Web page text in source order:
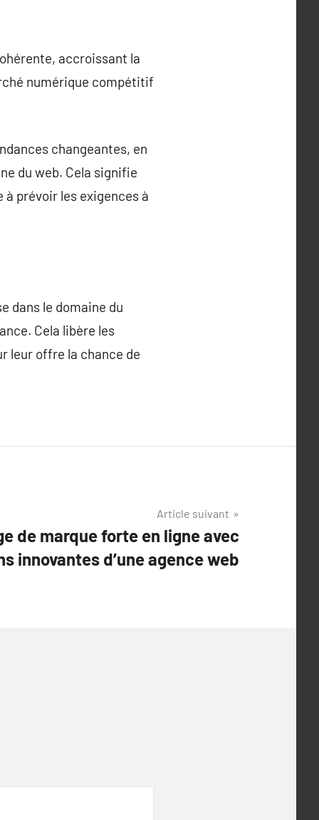
accroissant la
numérique compétitif
changeantes, en
du web. Cela signifie
prévoir les exigences à
dans le domaine du
Cela libère les
leur offre la chance de
Article suivant
de marque forte en ligne avec
innovantes d’une agence web